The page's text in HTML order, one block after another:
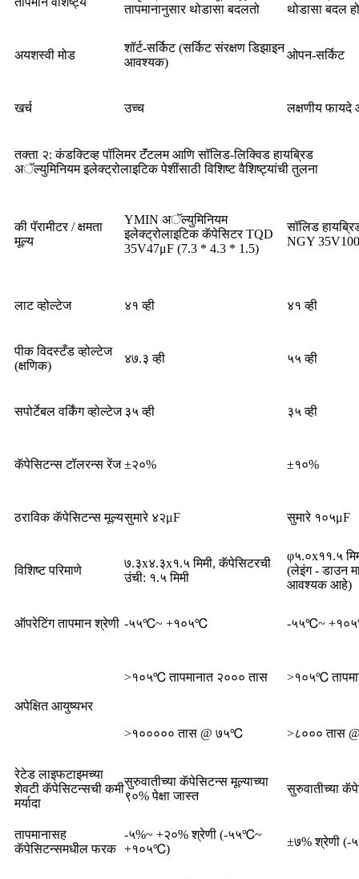
तापमानानुसार थोडासा बदलतो
थोडासा बदल
अयशस्वी मोड
शॉर्ट-सर्किट (सर्किट संरक्षण डिझाइन
आवश्यक)
ओपन-सर्किट
खर्च उच्च लक्षणीय
तक्ता २: कंडक्टिव्ह पॉलिमर टॅंटलम आणि सॉलिड-लिक्विड हायब्रिड
अॅल्युमिनियम इलेक्ट्रोलाइटिक पेशींसाठी विशिष्ट वैशिष्ट्यांची तुलना
की पॅरामीटर / क्षमता
मूल्य
YMIN अॅल्युमिनियम
इलेक्ट्रोलाइटिक कॅपेसिटर TQD
35V47μF (7.3 * 4.3 * 1.5)
सॉलिड
NGY
लाट व्होल्टेज ४१ व्ही ४१ व्ही
पीक विदस्टँड व्होल्टेज
(क्षणिक)
४७.३ व्ही ५५ व्ही
सपोर्टेबल वर्किंग व्होल्टेज ३५ व्ही ३५ व्ही
कॅपेसिटन्स टॉलरन्स रेंज ±२०% ±१०%
ठराविक कॅपेसिटन्स मूल्यसुमारे ४२μF सुमारे १०५μF
विशिष्ट परिमाणे
७.३x४.३x१.५ मिमी, कॅपेसिटरची
उंची: १.५ मिमी
φ५.०x११.५
(लेइंग - डाउन
आवश्यक आहे)
ऑपरेटिंग तापमान श्रेणी -५५℃~ +१०५℃ -५५℃~
अपेक्षित आयुष्यभर
>१०५℃ तापमानात २००० तास >१०५℃
>१००००० तास @ ७५℃ >८००० तास
रेटेड लाइफटाइमच्या
शेवटी कॅपेसिटन्सची कमी
मर्यादा
सुरुवातीच्या कॅपेसिटन्स मूल्याच्या
९०% पेक्षा जास्त
सुरुवातीच्या
तापमानासह
कॅपेसिटन्समधील फरक
-५%~ +२०% श्रेणी (-५५℃~
+१०५℃)
±७% श्रेणी